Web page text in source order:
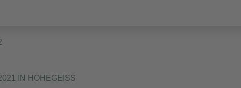
IN HOHEGEISS